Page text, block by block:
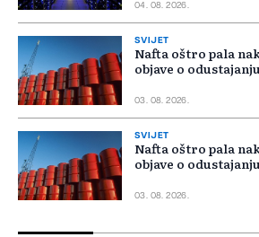
04. 08. 2026.
SVIJET
Nafta oštro pala
objave o
03. 08. 2026.
SVIJET
Nafta oštro pala
objave o
03. 08. 2026.